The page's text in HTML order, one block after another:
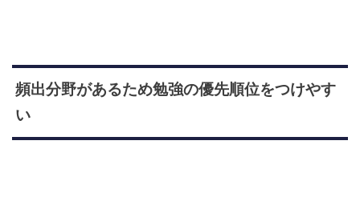
頻出分野があるため勉強の優先順位をつけやす
い